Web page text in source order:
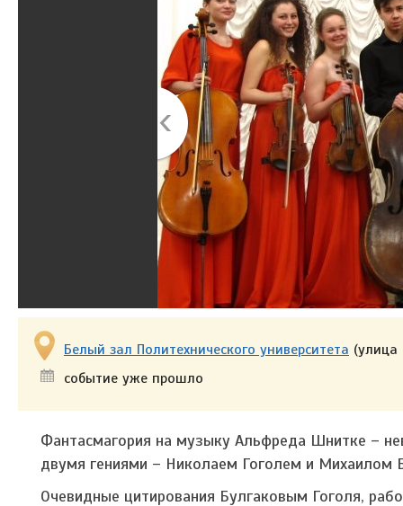
Белый зал Политехнического университета (улица
событие уже прошло
Фантасмагория на музыку Альфреда Шнитке –
двумя гениями – Николаем Гоголем и Михаилом
Очевидные цитирования Булгаковым Гоголя,